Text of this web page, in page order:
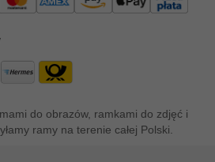
do obrazów, ramkami do zdjęć i
ramy na terenie całej Polski.